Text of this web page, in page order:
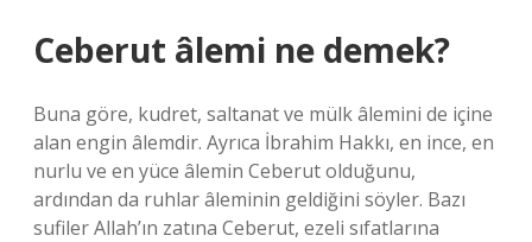
Ceberut âlemi ne demek?
Buna göre, kudret, saltanat ve mülk âlemini de içine
alan engin âlemdir. Ayrıca İbrahim Hakkı, en ince, en
nurlu ve en yüce âlemin Ceberut olduğunu,
ardından da ruhlar âleminin geldiğini söyler. Bazı
sufiler Allah’ın zatına Ceberut, ezeli sıfatlarına